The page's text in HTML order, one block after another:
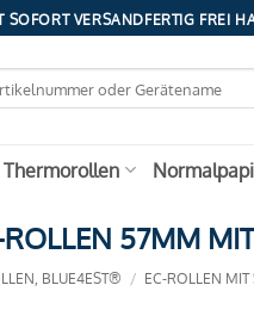
SOFORT VERSANDFERTIG FREI
ROLLEN 57MM
BLUE4EST® / EC-ROLLEN MIT